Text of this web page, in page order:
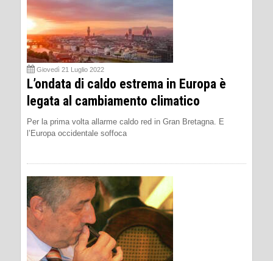
Giovedì 21 Luglio 2022
L’ondata di caldo estrema in Europa è
legata al cambiamento climatico
Per la prima volta allarme caldo red in Gran Bretagna. E
l’Europa occidentale soffoca